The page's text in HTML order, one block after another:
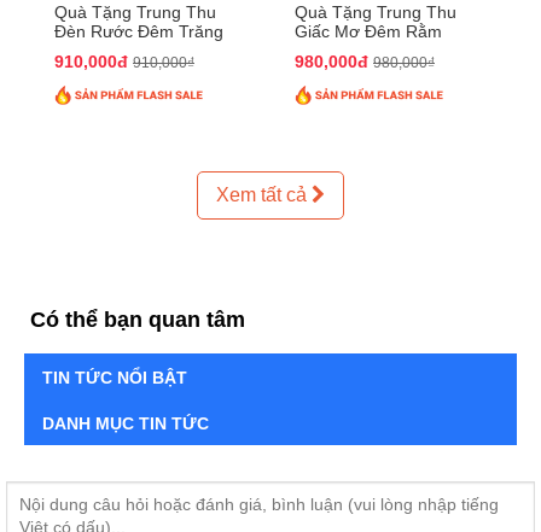
Quà Tặng Trung Thu
Đèn Rước Đêm Trăng
910,000đ 910,000₫
Quà Tặng Trung Thu
Giấc Mơ Đêm Rằm
980,000đ 980,000₫
Xem tất cả
Có thể bạn quan tâm
TIN TỨC NỔI BẬT
DANH MỤC TIN TỨC